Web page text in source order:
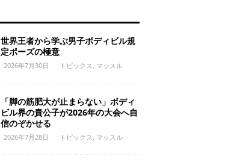
世界王者から学ぶ男子ボディビル規
定ポーズの極意
2026年7月30日 トピックス マッスル
「脚の筋肥大が止まらない」ボディ
ビル界の貴公子が2026年の大会へ自
信のぞかせる
2026年7月28日 トピックス マッスル